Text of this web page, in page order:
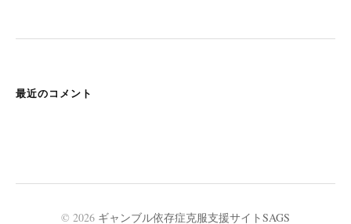
最近のコメント
© 2026 ギャンブル依存症克服支援サイトSAGS